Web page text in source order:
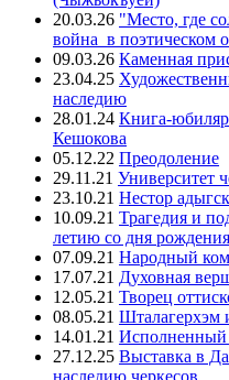
20.03.26 "Место, где
война в поэтическом
09.03.26 Каменная
23.04.25
наследию
28.01.24 Книга-
Кешокова
05.12.22 Преодоление
29.11.21 Университет
23.10.21 Нестор
10.09.21 Трагедия и
летию со дня
07.09.21 Народный
17.07.21 Духовная
12.05.21 Творец
08.05.21 Шталагерхэм
14.01.21 Исполненный
27.12.25 Выставка в